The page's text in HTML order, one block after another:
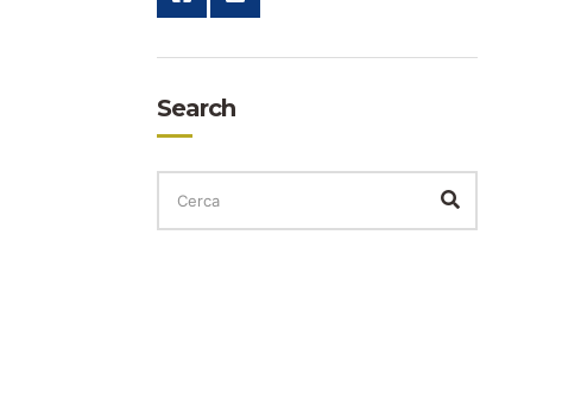
Search
CERCA
PER: